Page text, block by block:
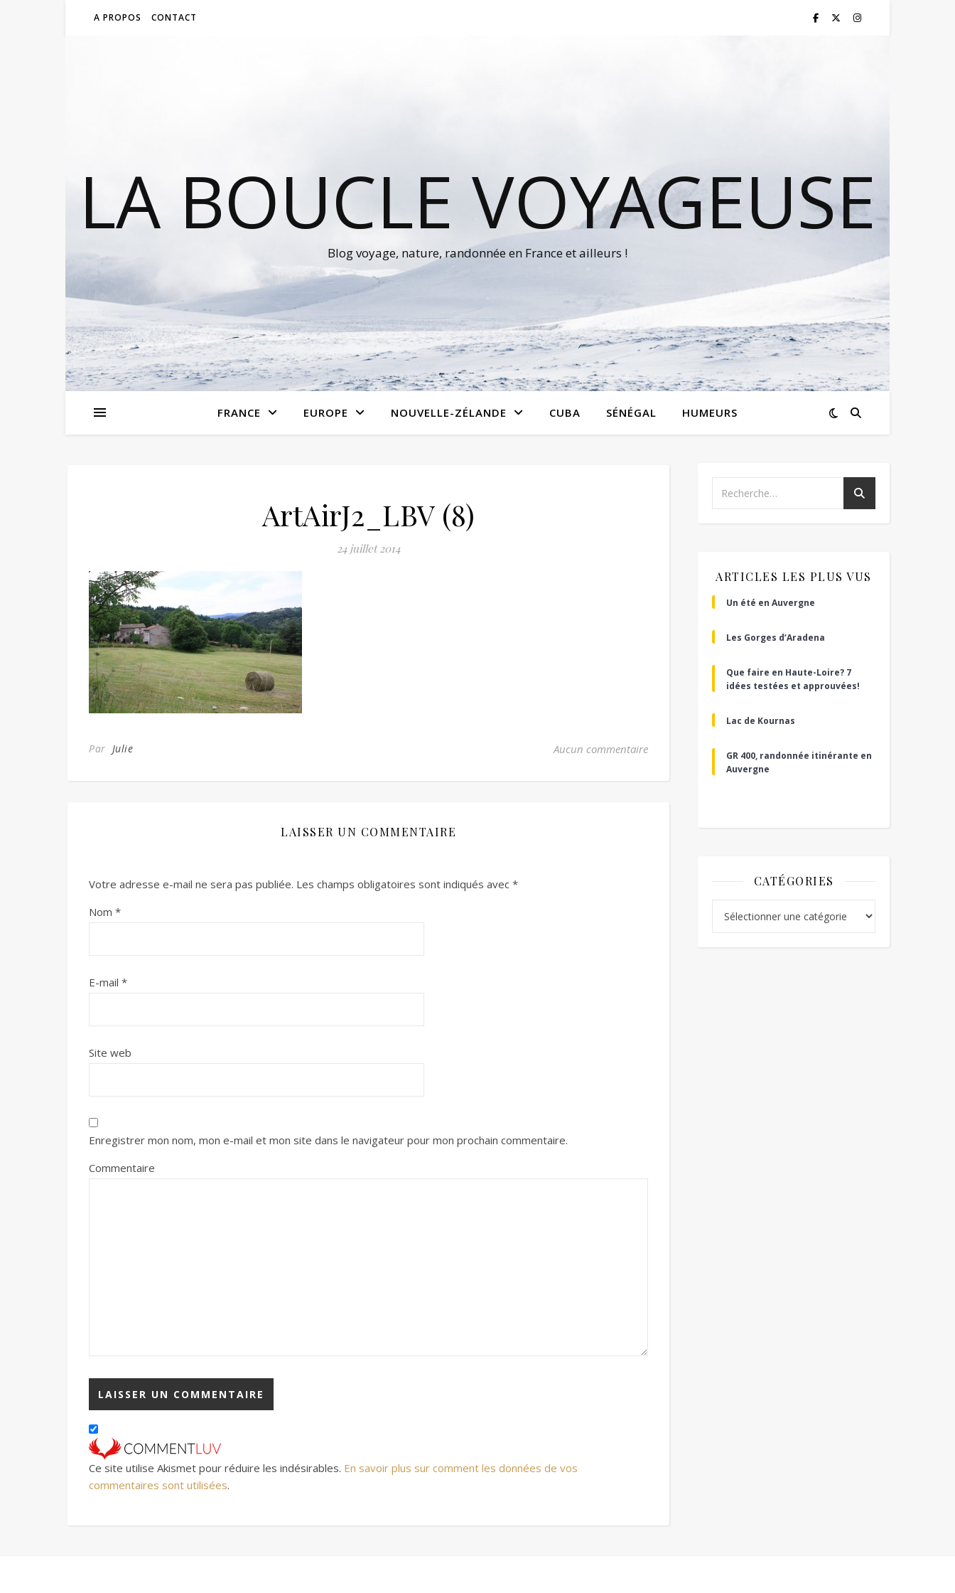
A PROPOS CONTACT
LA BOUCLE VOYAGEUSE
Blog voyage, nature, randonnée en France et ailleurs !
FRANCE EUROPE NOUVELLE-ZÉLANDE CUBA SÉNÉGAL HUMEURS
ArtAirJ2_LBV (8)
24 juillet 2014
Par Julie Aucun commentaire
LAISSER UN COMMENTAIRE
Votre adresse e-mail ne sera pas publiée. Les champs obligatoires sont indiqués avec *
Nom *
E-mail *
Site web
Enregistrer mon nom, mon e-mail et mon site dans le navigateur pour mon prochain commentaire.
Commentaire
Ce site utilise Akismet pour réduire les indésirables. En savoir plus sur comment les données de vos
commentaires sont utilisées.
ARTICLES LES PLUS VUS
Un été en Auvergne
Les Gorges d’Aradena
Que faire en Haute-Loire? 7
idées testées et approuvées!
Lac de Kournas
GR 400, randonnée itinérante en
Auvergne
CATÉGORIES